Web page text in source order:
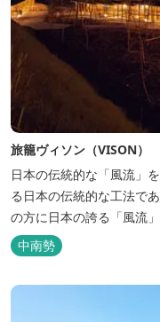
旅籠ヴィソン（VISON）
日本の伝統的な「風流」を感じる 柱(はしら)と梁(は
る日本の伝統的な工法で
の方に日本の誇る「風流
ィテールにこだわりまし
するテナントプロデュー
しみいただけ...
中南勢